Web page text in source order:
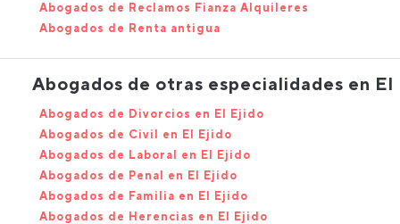
Abogados de Reclamos Fianza Alquileres
Abogados de Renta antigua
Abogados de otras especialidades en El
Abogados de Divorcios en El Ejido
Abogados de Civil en El Ejido
Abogados de Laboral en El Ejido
Abogados de Penal en El Ejido
Abogados de Familia en El Ejido
Abogados de Herencias en El Ejido